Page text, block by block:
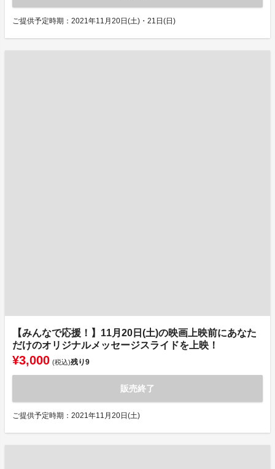
ご提供予定時期：2021年11月20日(土)・21日(日)
【みんなで応援！】11月20日(土)の映画上映前にあなた
だけのオリジナルメッセージスライドを上映！
¥3,000 (税込)残り9
販売終了
ご提供予定時期：2021年11月20日(土)